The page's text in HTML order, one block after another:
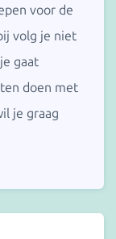
voor de
volg je niet
gaat
doen met
je graag